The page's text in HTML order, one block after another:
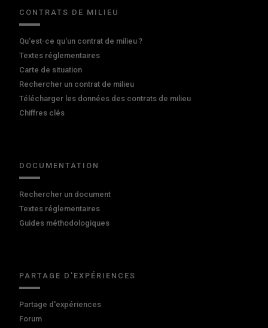
CONTRATS DE MILIEU
Qu'est-ce qu'un contrat de milieu ?
Textes réglementaires
Carte de situation
Rechercher un contrat de milieu
Télécharger les données des contrats de milieu
Chiffres clés
DOCUMENTATION
Rechercher un document
Textes réglementaires
Guides méthodologiques
PARTAGE D'EXPÉRIENCES
Partage d'expériences
Forum